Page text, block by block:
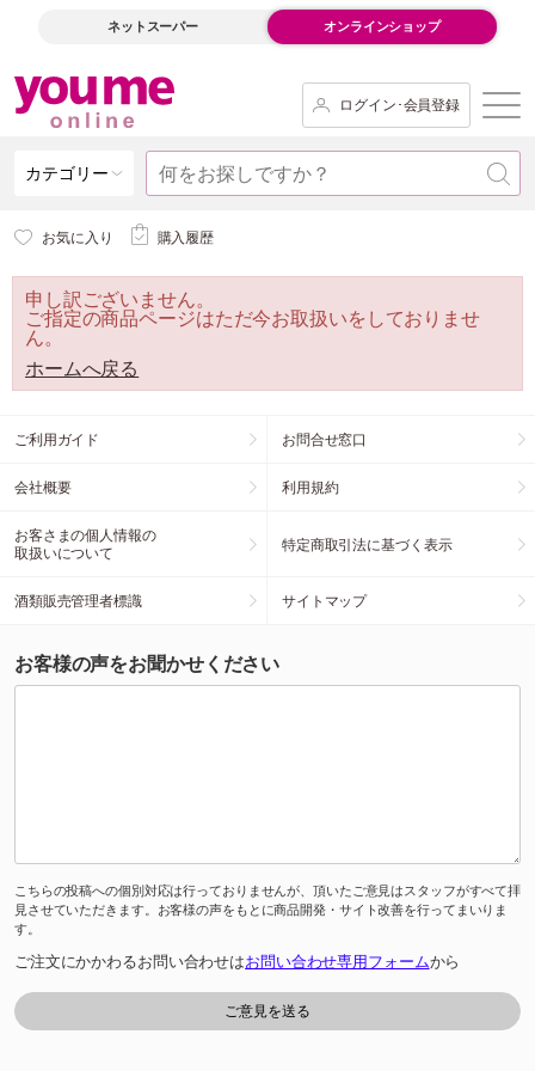
ネットスーパー オンラインショップ
ログイン･会員登録
カテゴリー
お気に入り 購入履歴
申し訳ございません。
ご指定の商品ページはただ今お取扱いをしておりませ
ん。
ホームへ戻る
ご利用ガイド お問合せ窓口
会社概要 利用規約
お客さまの個人情報の
取扱いについて
特定商取引法に基づく表示
酒類販売管理者標識 サイトマップ
お客様の声をお聞かせください
こちらの投稿への個別対応は行っておりませんが、頂いたご意見はスタッフがすべて拝
見させていただきます。お客様の声をもとに商品開発・サイト改善を行ってまいりま
す。
ご注文にかかわるお問い合わせはお問い合わせ専用フォームから